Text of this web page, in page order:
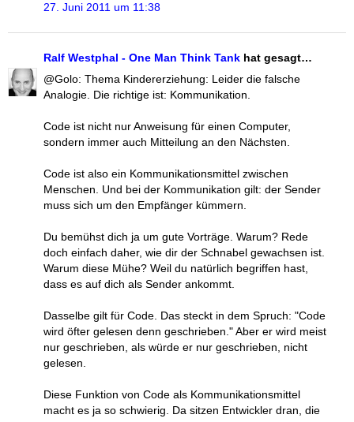
27. Juni 2011 um 11:38
Ralf Westphal - One Man Think Tank hat gesagt…
@Golo: Thema Kindererziehung: Leider die falsche
Analogie. Die richtige ist: Kommunikation.
Code ist nicht nur Anweisung für einen Computer,
sondern immer auch Mitteilung an den Nächsten.
Code ist also ein Kommunikationsmittel zwischen
Menschen. Und bei der Kommunikation gilt: der Sender
muss sich um den Empfänger kümmern.
Du bemühst dich ja um gute Vorträge. Warum? Rede
doch einfach daher, wie dir der Schnabel gewachsen ist.
Warum diese Mühe? Weil du natürlich begriffen hast,
dass es auf dich als Sender ankommt.
Dasselbe gilt für Code. Das steckt in dem Spruch: "Code
wird öfter gelesen denn geschrieben." Aber er wird meist
nur geschrieben, als würde er nur geschrieben, nicht
gelesen.
Diese Funktion von Code als Kommunikationsmittel
macht es ja so schwierig. Da sitzen Entwickler dran, die